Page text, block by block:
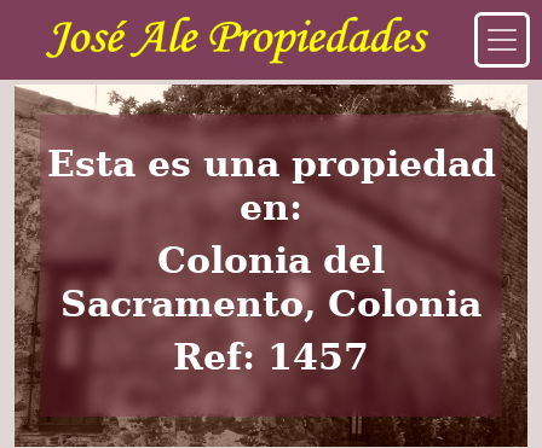
Esta es una propiedad
en:
Colonia del
Sacramento, Colonia
Ref: 1457